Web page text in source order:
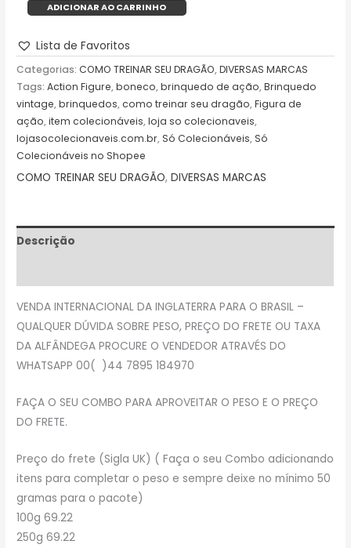
ADICIONAR AO CARRINHO
Lista de Favoritos
Categorias:COMO TREINAR SEU DRAGÃO,DIVERSAS MARCAS
Tags:Action Figure,boneco,brinquedo de ação,Brinquedo
vintage,brinquedos,como treinar seu dragão,Figura de
ação,item colecionáveis,loja so colecionaveis,
lojasocolecionaveis.com.br,Só Colecionáveis,Só
Colecionáveis no Shopee
COMO TREINAR SEU DRAGÃO,DIVERSAS MARCAS
Descrição
VENDA INTERNACIONAL DA INGLATERRA PARA O BRASIL –
QUALQUER DÚVIDA SOBRE PESO, PREÇO DO FRETE OU TAXA
DA ALFÂNDEGA PROCURE O VENDEDOR ATRAVÉS DO
WHATSAPP 00( )44 7895 184970
FAÇA O SEU COMBO PARA APROVEITAR O PESO E O PREÇO
DO FRETE.
Preço do frete (Sigla UK) ( Faça o seu Combo adicionando
itens para completar o peso e sempre deixe no mínimo 50
gramas para o pacote)
100g 69.22
250g 69.22